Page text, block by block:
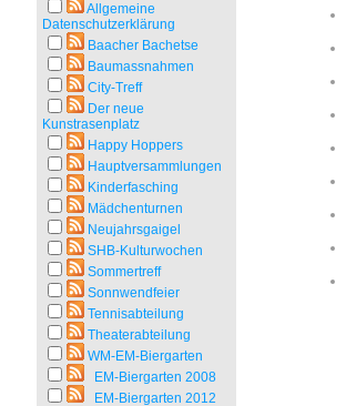
Allgemeine
Datenschutzerklärung
Baacher Bachetse
Baumassnahmen
City-Treff
Der neue
Kunstrasenplatz
Happy Hoppers
Hauptversammlungen
Kinderfasching
Mädchenturnen
Neujahrsgaigel
SHB-Kulturwochen
Sommertreff
Sonnwendfeier
Tennisabteilung
Theaterabteilung
WM-EM-Biergarten
EM-Biergarten 2008
EM-Biergarten 2012